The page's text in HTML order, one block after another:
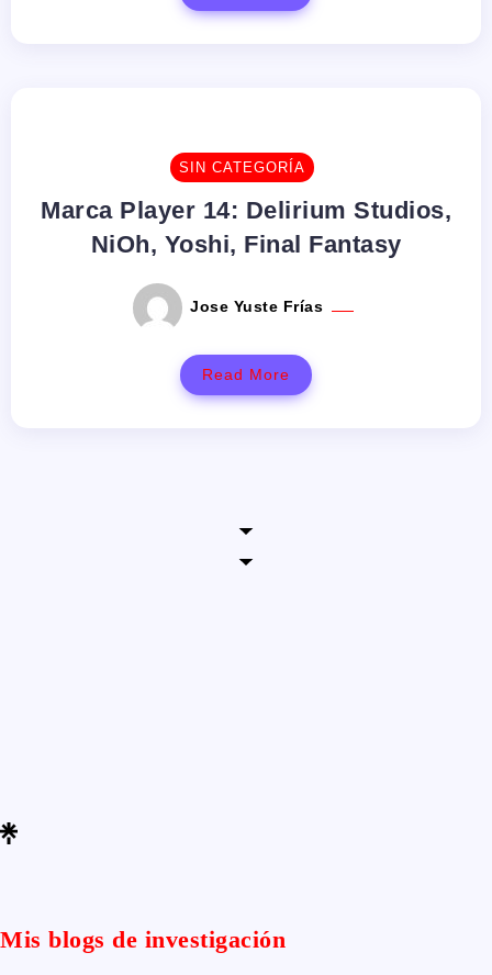
SIN CATEGORÍA
Marca Player 14: Delirium Studios,
NiOh, Yoshi, Final Fantasy
Jose Yuste Frías
Read More
Mis blogs de investigación